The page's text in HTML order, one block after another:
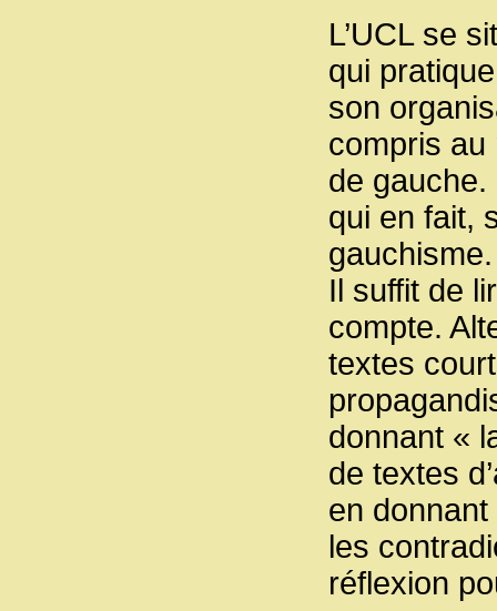
L’UCL se
qui
son
compris au
de gauche.
qui en fait,
gauchisme.
Il suffit de
compte.
textes
donnant «
de textes
en
les
réflexion